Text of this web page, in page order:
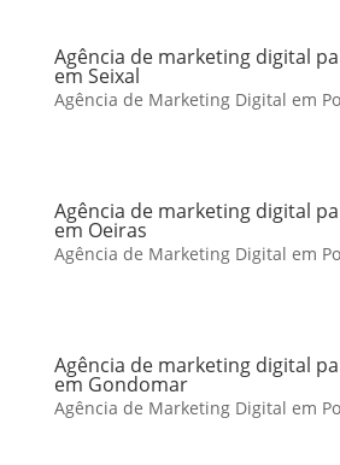
Agência de marketing digital
em Seixal
Agência de Marketing Digital em
Agência de marketing digital
em Oeiras
Agência de Marketing Digital em
Agência de marketing digital
em Gondomar
Agência de Marketing Digital em